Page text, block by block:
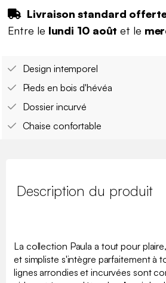
Livraison standard
Entre le lundi 10 août et le
Design intemporel
Pieds en bois d'hévéa
Dossier incurvé
Chaise confortable
Description du produit
La collection Paula a tout pour
et simpliste s'intègre parfaitement à
lignes arrondies et incurvées sont